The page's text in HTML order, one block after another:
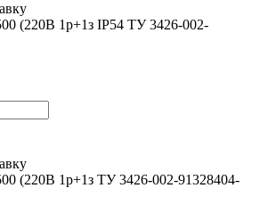
(220В 1р+1з IP54 ТУ 3426-002-
(220В 1р+1з ТУ 3426-002-91328404-